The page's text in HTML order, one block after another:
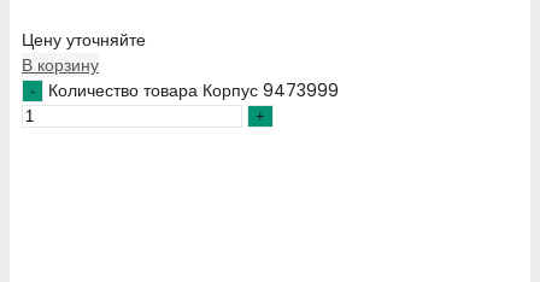
Цену уточняйте
В корзину
Количество товара Корпус 9473999